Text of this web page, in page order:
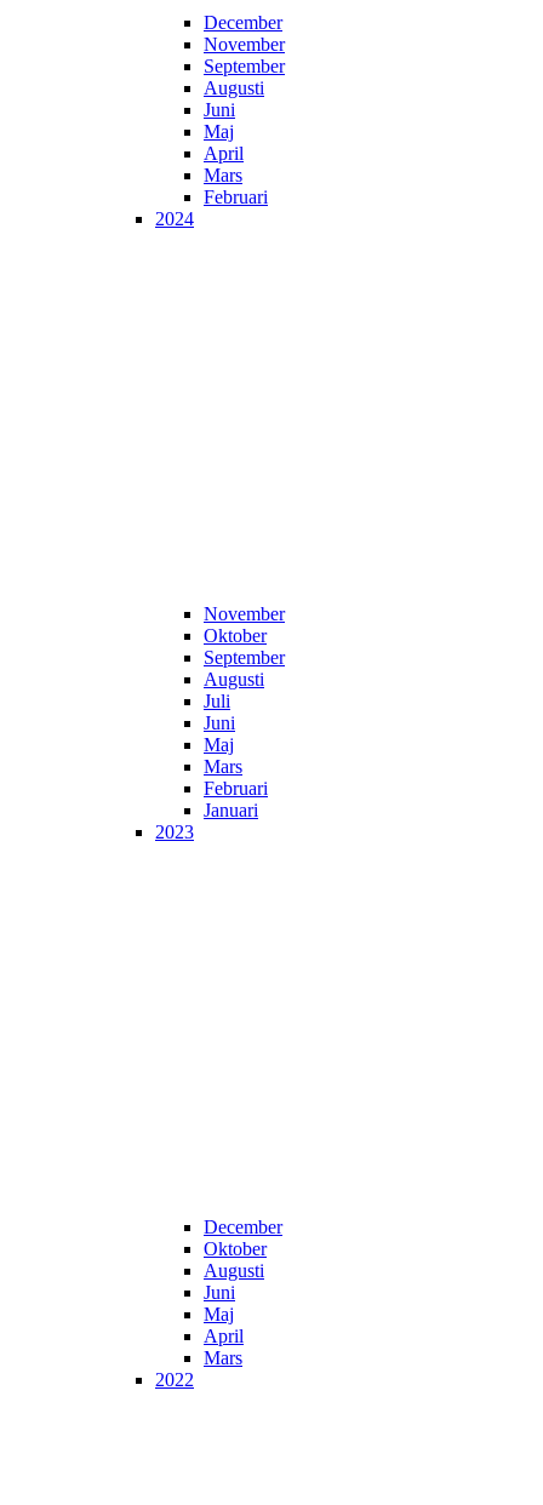
December
November
September
Augusti
Juni
Maj
April
Mars
Februari
2024
November
Oktober
September
Augusti
Juli
Juni
Maj
Mars
Februari
Januari
2023
December
Oktober
Augusti
Juni
Maj
April
Mars
2022